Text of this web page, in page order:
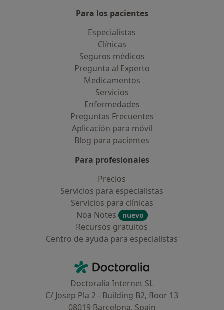
Para los pacientes
Especialistas
Clínicas
Seguros médicos
Pregunta al Experto
Medicamentos
Servicios
Enfermedades
Preguntas Frecuentes
Aplicación para móvil
Blog para pacientes
Para profesionales
Precios
Servicios para especialistas
Servicios para clínicas
Noa Notes
nuevo
Recursos gratuitos
Centro de ayuda para especialistas
Doctoralia - Página de inicio
Doctoralia Internet SL
C/ Josep Pla 2 - Building B2, floor 13
08019 Barcelona, Spain